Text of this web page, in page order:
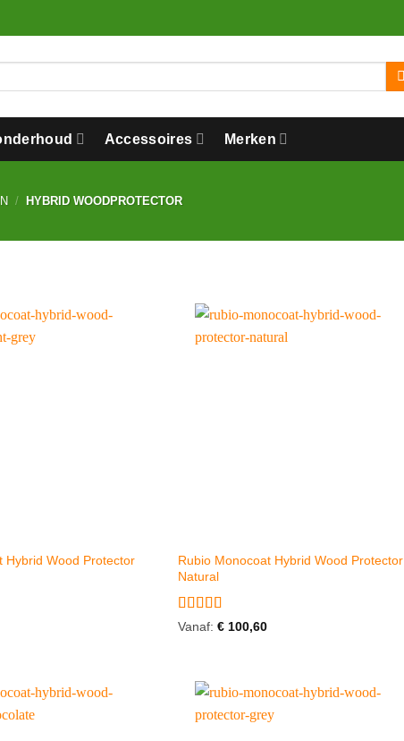
Accessoires Merken
/ HYBRID WOODPROTECTOR
Hybrid Wood Protector
Rubio Monocoat Hybrid Wood Protector
Natural
Gewaardeerd
Vanaf: €100,60